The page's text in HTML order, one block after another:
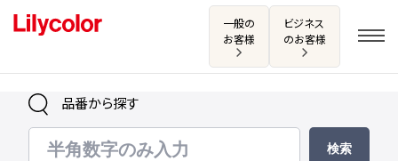
一般の
お客様
ビジネス
のお客様
ログイン・新規会員登録
品番から探す